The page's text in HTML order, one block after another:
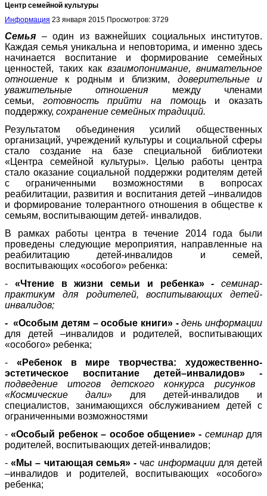
Центр семейной культуры
Информация 23 января 2015 Просмотров: 3729
Семья – один из важнейших социальных институтов.
Каждая семья уникальна и неповторима, и именно здесь
начинается воспитание и формирование семейных
ценностей, таких как взаимопонимание, внимательное
отношение к родным и близким, доверительные и
уважительные отношения между членами
семьи, готовность прийти на помощьи оказать
поддержку, сохранение семейных традиций.
Результатом объединения усилий общественных
организаций, учреждений культуры и социальной сферы
стало создание на базе специальной библиотеки
«Центра семейной культуры». Целью работы центра
стало оказание социальной поддержки родителям детей
с ограниченными возможностями в вопросах
реабилитации, развития и воспитания детей –инвалидов
и формирование толерантного отношения в обществе к
семьям, воспитывающим детей- инвалидов.
В рамках работы центра в течение 2014 года были
проведены следующие мероприятия, направленные на
реабилитацию детей-инвалидов и семей,
воспитывающих «особого» ребенка:
- «Чтение в жизни семьи и ребенка»- семинар-
практикум для родителей, воспитывающих детей-
инвалидов;
- «Особым детям – особые книги» -день информации
для детей –инвалидов и родителей, воспитывающих
«особого» ребенка;
- «Ребенок в мире творчества: художественно-
эстетическое воспитание детей–инвалидов» -
подведение итогов детского конкурса рисунков
«Космические дали» для детей-инвалидов и
специалистов, занимающихся обслуживанием детей с
ограниченными возможностями
-«Особый ребенок – особое общение» - семинардля
родителей, воспитывающих детей-инвалидов;
-«Мы – читающая семья» - час информации для детей
–инвалидов и родителей, воспитывающих «особого»
ребенка;